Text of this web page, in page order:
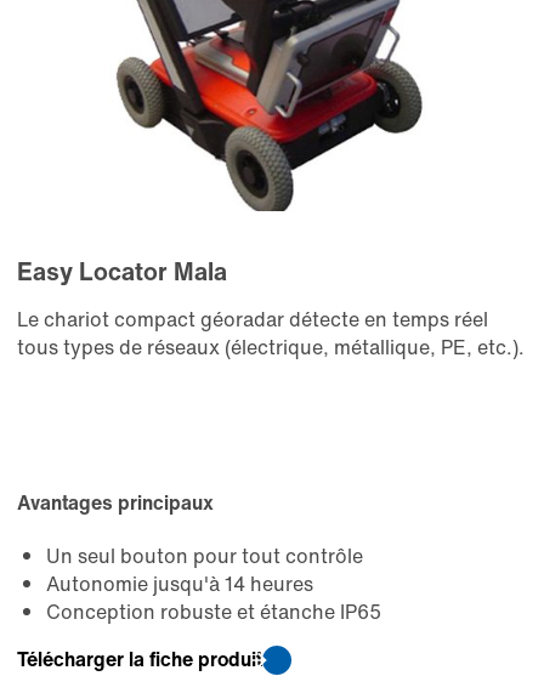
Easy Locator Mala
Le chariot compact géoradar détecte en temps réel
tous types de réseaux (électrique, métallique, PE, etc.).
Avantages principaux
Un seul bouton pour tout contrôle
Autonomie jusqu'à 14 heures
Conception robuste et étanche IP65
Télécharger la fiche produit